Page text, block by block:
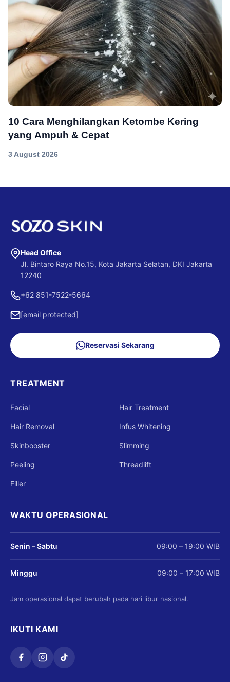
10 Cara Menghilangkan Ketombe Kering
yang Ampuh & Cepat
3 August 2026
Head Office
Jl. Bintaro Raya No.15, Kota Jakarta Selatan, DKI Jakarta
12240
+62 851-7522-5664
[email protected]
Reservasi Sekarang
TREATMENT
Facial Hair Treatment
Hair Removal Infus Whitening
Skinbooster Slimming
Peeling Threadlift
Filler
WAKTU OPERASIONAL
Senin – Sabtu 09:00 – 19:00 WIB
Minggu 09:00 – 17:00 WIB
Jam operasional dapat berubah pada hari libur nasional.
IKUTI KAMI